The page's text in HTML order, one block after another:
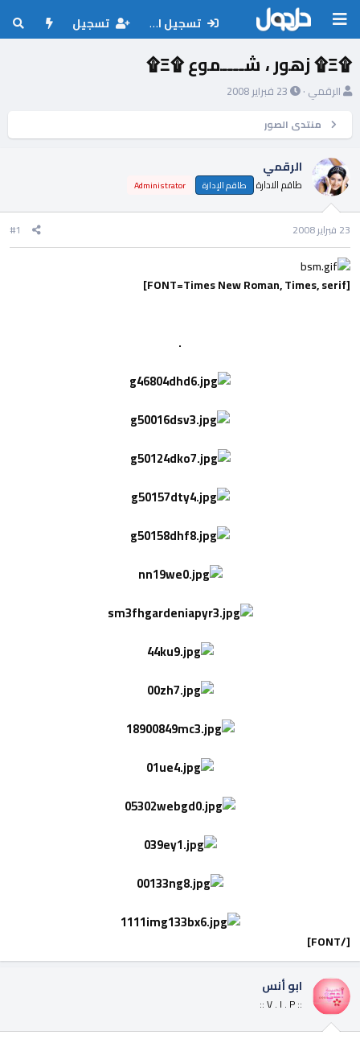
تسجيل الدخول تسجيل
۩Ξ۩ زهور ، شــــموع ۩Ξ۩
ب
ئ
ل
م
ض
و
ع
الرقمي
ت
ر
ي
ا
ل
د
23 فبراير 2008
منتدى الصور
الرقمي
طاقم الادارة طاقم الإدارة Administrator
23 فبراير 2008 #1
[FONT=Times New Roman, Times, serif]
.
[/FONT]
ابو أنس
:: V . I . P ::